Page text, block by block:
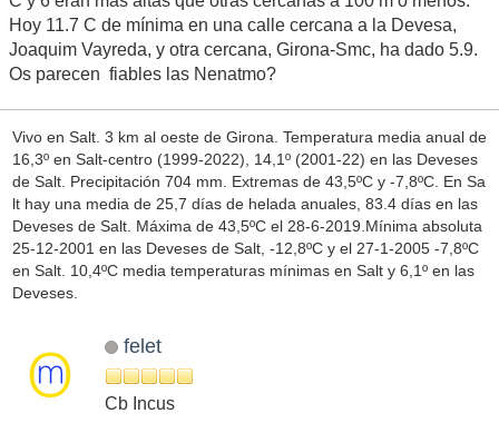
Hoy 11.7 C de mínima en una calle cercana a la Devesa,
Joaquim Vayreda, y otra cercana, Girona-Smc, ha dado 5.9.
Os parecen fiables las Nenatmo?
Vivo en Salt. 3 km al oeste de Girona. Temperatura media anual de
16,3º en Salt-centro (1999-2022), 14,1º (2001-22) en las Deveses
de Salt. Precipitación 704 mm. Extremas de 43,5ºC y -7,8ºC. En Sa
lt hay una media de 25,7 días de helada anuales, 83.4 días en las
Deveses de Salt. Máxima de 43,5ºC el 28-6-2019.Mínima absoluta
25-12-2001 en las Deveses de Salt, -12,8ºC y el 27-1-2005 -7,8ºC
en Salt. 10,4ºC media temperaturas mínimas en Salt y 6,1º en las
Deveses.
felet
Cb Incus